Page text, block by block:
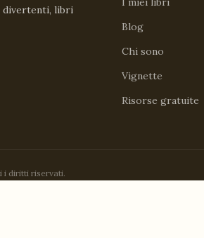
divertenti, libri
Blog
Chi sono
Vignette
Risorse gratuite
i diritti riservati.